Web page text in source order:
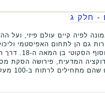
- חלק ג
לפיה קיים עולם פיזי, ועל
גם הן לתחום האפיסטמי
המדעית
המדעית, פירושה הסקת
לרתוח ב-100 מעלות, אנו מגיע...